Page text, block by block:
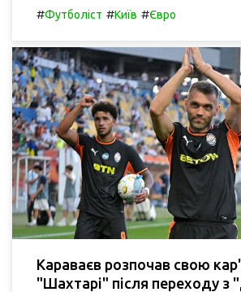
#Футболіст #Київ #Євро
Караваєв розпочав свою
"Шахтарі" після переходу з